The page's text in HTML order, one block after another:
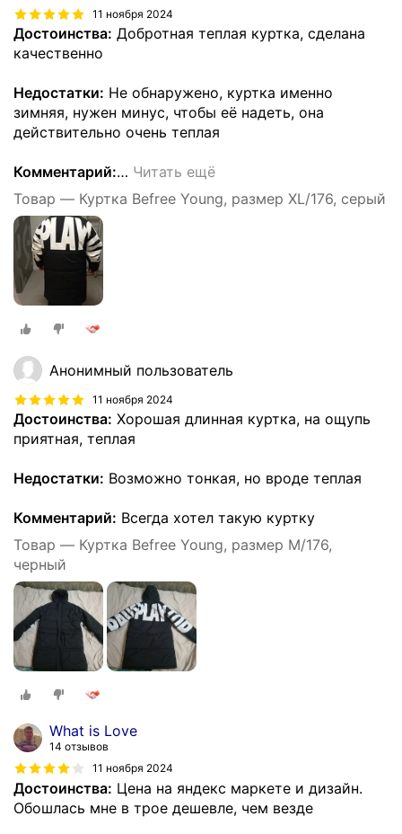
11 ноября 2024
Достоинства: Добротная теплая куртка, сделана
качественно
Недостатки: Не обнаружено, куртка именно
зимняя, нужен минус, чтобы её надеть, она
действительно очень теплая
Комментарий:… Читать ещё
Товар — Куртка Befree Young, размер XL/176, серый
Анонимный пользователь
11 ноября 2024
Достоинства: Хорошая длинная куртка, на ощупь
приятная, теплая
Недостатки: Возможно тонкая, но вроде теплая
Комментарий: Всегда хотел такую куртку
Товар — Куртка Befree Young, размер M/176,
черный
What is Love
14 отзывов
11 ноября 2024
Достоинства: Цена на яндекс маркете и дизайн.
Обошлась мне в трое дешевле, чем везде